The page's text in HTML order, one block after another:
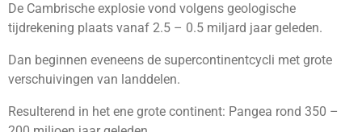
De Cambrische explosie vond volgens geologische
tijdrekening plaats vanaf 2.5 – 0.5 miljard jaar geleden.
Dan beginnen eveneens de supercontinentcycli met grote
verschuivingen van landdelen.
Resulterend in het ene grote continent: Pangea rond 350 –